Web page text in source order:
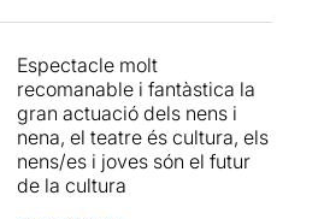
desenvolupa la trama, amb
molt de ritme i la vivacitat
dels intèrprets, permet que
l'interès no decaigui en cap
moment.
Espectacle molt
recomanable i fantàstica la
gran actuació dels nens i
nena, el teatre és cultura, els
nens/es i joves són el futur
de la cultura